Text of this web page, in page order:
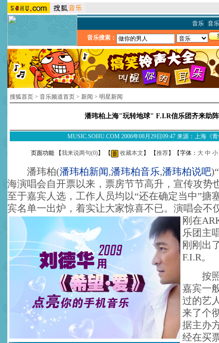
音乐| 音
音乐搜索：
搜狐首页 > 音乐频道首页 > 新闻 > 明星新闻
潘玮柏上海"玩转地球" F.I.R信乐团齐来助阵
MUSIC.SOHU.COM 2006年08月29日09:47 来源：上海《
页面功能 【我来说两句(0)】 【 收藏本文 】 【推荐】【字体： 大 中 小
潘玮柏(潘玮柏新闻,潘玮柏音乐,潘玮柏说吧)
海演唱会自开票以来，票房节节高升，宣传攻势
至于嘉宾人选，工作人员均以“还在确定当中”搪
宾名单一出炉，着实让大家惊喜不已。 演唱会不
刚在
乐团主
刚刚出
F.I.R。
按照
嘉宾一
过的艺
来了个
据主办
经在买